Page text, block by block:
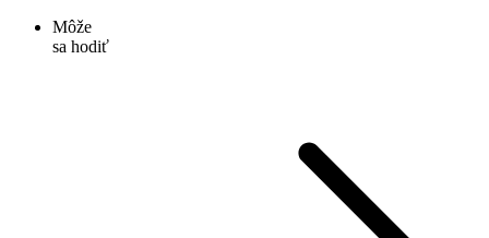
Môže
sa hodiť